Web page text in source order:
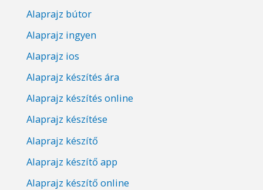
Alaprajz bútor
Alaprajz ingyen
Alaprajz ios
Alaprajz készítés ára
Alaprajz készítés online
Alaprajz készítése
Alaprajz készítő
Alaprajz készítő app
Alaprajz készítő online